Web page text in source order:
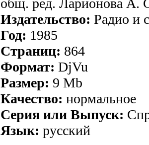
общ. ред. Ларионова А.
Издательство: Радио и
Год: 1985
Страниц: 864
Формат: DjVu
Размер: 9 Mb
Качество: нормальное
Серия или Выпуск:
Язык: русский